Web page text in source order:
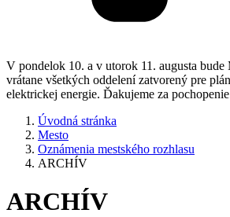
V pondelok 10. a v utorok 11. augusta bude
vrátane všetkých oddelení zatvorený pre
elektrickej energie. Ďakujeme za
Úvodná stránka
Mesto
Oznámenia mestského rozhlasu
ARCHÍV
ARCHÍV